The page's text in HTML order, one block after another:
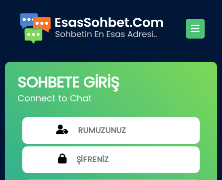
SOHBETE GİRİŞ
Connect to Chat